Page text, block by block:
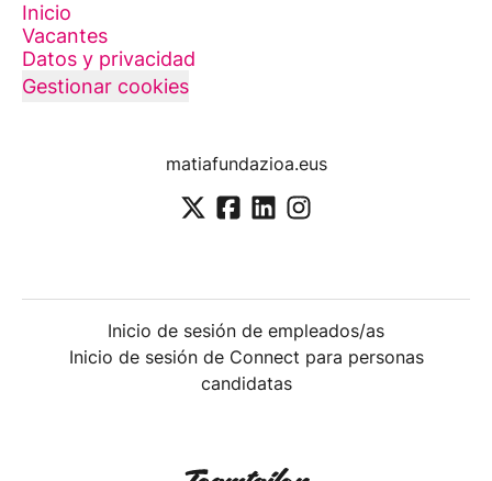
Inicio
Vacantes
Datos y privacidad
Gestionar cookies
matiafundazioa.eus
Inicio de sesión de empleados/as
Inicio de sesión de Connect para personas
candidatas